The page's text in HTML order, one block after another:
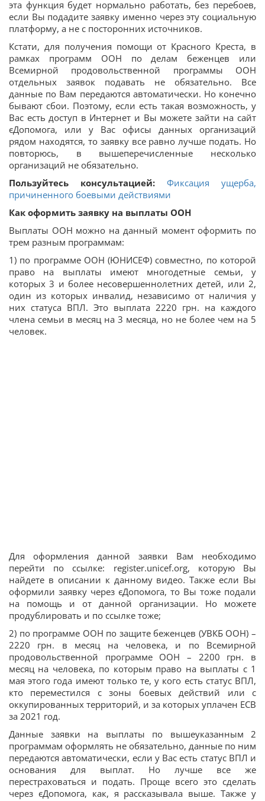
эта функция будет нормально работать, без перебоев,
если Вы подадите заявку именно через эту социальную
платформу, а не с посторонних источников.
Кстати, для получения помощи от Красного Креста, в
рамках программ ООН по делам беженцев или
Всемирной продовольственной программы ООН
отдельных заявок подавать не обязательно. Все
данные по Вам передаются автоматически. Но конечно
бывают сбои. Поэтому, если есть такая возможность, у
Вас есть доступ в Интернет и Вы можете зайти на сайт
єДопомога, или у Вас офисы данных организаций
рядом находятся, то заявку все равно лучше подать. Но
повторюсь, в вышеперечисленные несколько
организаций не обязательно.
Пользуйтесь консультацией:
Фиксация ущерба,
причиненного боевыми действиями
Как оформить заявку на выплаты ООН
Выплаты ООН можно на данный момент оформить по
трем разным программам:
1) по программе ООН (ЮНИСЕФ) совместно, по которой
право на выплаты имеют многодетные семьи, у
которых 3 и более несовершеннолетних детей, или 2,
один из которых инвалид, независимо от наличия у
них статуса ВПЛ. Это выплата 2220 грн. на каждого
члена семьи в месяц на 3 месяца, но не более чем на 5
человек.
Для оформления данной заявки Вам необходимо
перейти по ссылке: register.unicef.org, которую Вы
найдете в описании к данному видео. Также если Вы
оформили заявку через єДопомога, то Вы тоже подали
на помощь и от данной организации. Но можете
продублировать и по ссылке тоже;
2) по программе ООН по защите беженцев (УВКБ ООН) –
2220 грн. в месяц на человека, и по Всемирной
продовольственной программе ООН – 2200 грн. в
месяц на человека, по которым право на выплаты с 1
мая этого года имеют только те, у кого есть статус ВПЛ,
кто переместился с зоны боевых действий или с
оккупированных территорий, и за которых уплачен ЕСВ
за 2021 год.
Данные заявки на выплаты по вышеуказанным 2
программам оформлять не обязательно, данные по ним
передаются автоматически, если у Вас есть статус ВПЛ и
основания для выплат. Но лучше все же
перестраховаться и подать. Проще всего это сделать
через єДопомога, как, я рассказывала выше. Также у